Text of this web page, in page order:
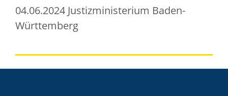
04.06.2024 Justizministerium Baden-
Württemberg